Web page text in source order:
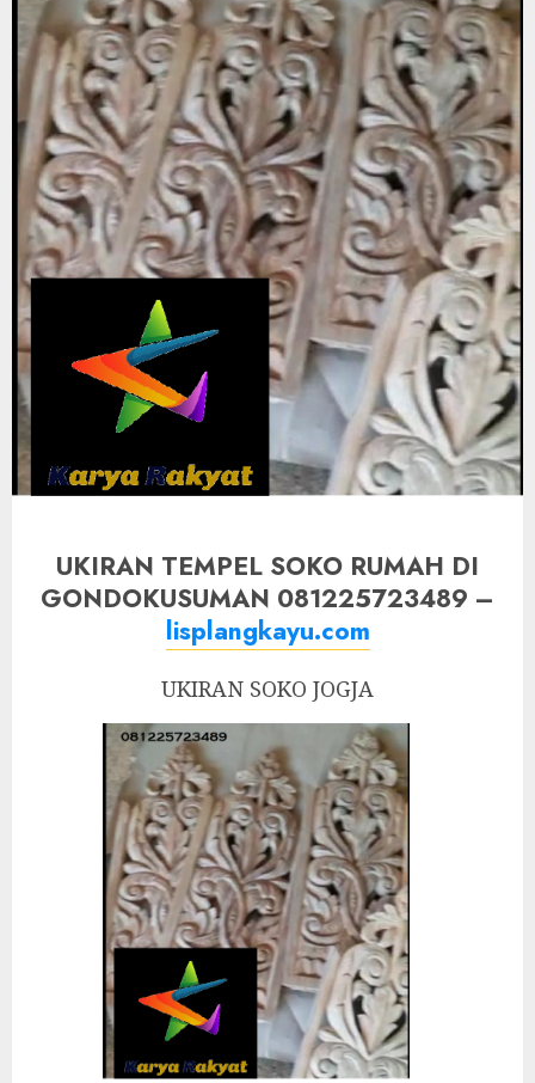
UKIRAN TEMPEL SOKO RUMAH DI
GONDOKUSUMAN 081225723489 –
lisplangkayu.com
UKIRAN SOKO JOGJA